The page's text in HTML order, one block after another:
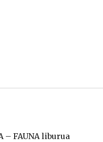
– FAUNA liburua